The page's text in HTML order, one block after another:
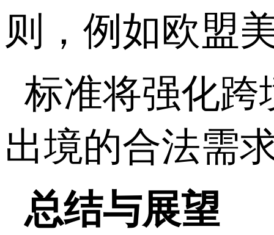
则，例如欧盟
标准将强化跨
出境的合法需
总结与展望